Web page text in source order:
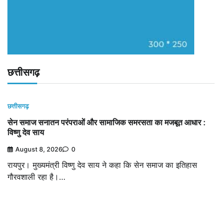
छत्तीसगढ़
छत्तीसगढ़
सेन समाज सनातन परंपराओं और सामाजिक समरसता का मजबूत आधार :
विष्णु देव साय
August 8, 2026 0
रायपुर। मुख्यमंत्री विष्णु देव साय ने कहा कि सेन समाज का इतिहास
गौरवशाली रहा है।…